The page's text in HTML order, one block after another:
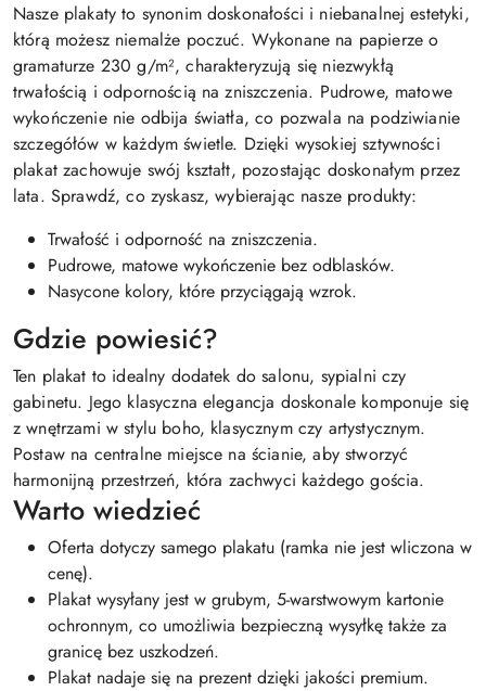
Nasze plakaty to synonim doskonałości i niebanalnej estetyki,
którą możesz niemalże poczuć. Wykonane na papierze o
gramaturze 230 g/m², charakteryzują się niezwykłą
trwałością i odpornością na zniszczenia. Pudrowe, matowe
wykończenie nie odbija światła, co pozwala na podziwianie
szczegółów w każdym świetle. Dzięki wysokiej sztywności
plakat zachowuje swój kształt, pozostając doskonałym przez
lata. Sprawdź, co zyskasz, wybierając nasze produkty:
Trwałość i odporność na zniszczenia.
Pudrowe, matowe wykończenie bez odblasków.
Nasycone kolory, które przyciągają wzrok.
Gdzie powiesić?
Ten plakat to idealny dodatek do salonu, sypialni czy
gabinetu. Jego klasyczna elegancja doskonale komponuje się
z wnętrzami w stylu boho, klasycznym czy artystycznym.
Postaw na centralne miejsce na ścianie, aby stworzyć
harmonijną przestrzeń, która zachwyci każdego gościa.
Warto wiedzieć
Oferta dotyczy samego plakatu (ramka nie jest wliczona w
cenę).
Plakat wysyłany jest w grubym, 5-warstwowym kartonie
ochronnym, co umożliwia bezpieczną wysyłkę także za
granicę bez uszkodzeń.
Plakat nadaje się na prezent dzięki jakości premium.